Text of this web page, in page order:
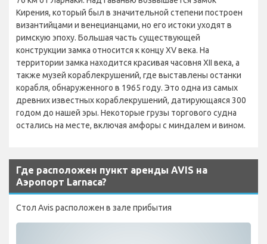
Кирения, который был в значительной степени построен
византийцами и венецианцами, но его истоки уходят в
римскую эпоху. Большая часть существующей
конструкции замка относится к концу XV века. На
территории замка находится красивая часовня XII века, а
также музей кораблекрушений, где выставлены останки
корабля, обнаруженного в 1965 году. Это одна из самых
древних известных кораблекрушений, датирующаяся 300
годом до нашей эры. Некоторые грузы торгового судна
остались на месте, включая амфоры с миндалем и вином.
Где расположен пункт аренды AVIS на
Аэропорт Larnaca?
Стол Avis расположен в зале прибытия